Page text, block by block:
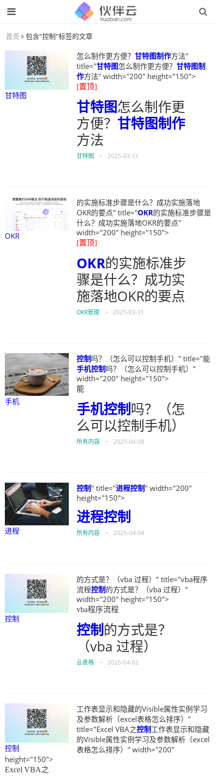
首页 包含"控制"标签的文章
甘特图
怎么制作更方便？ 甘特图制作方法"
title="甘特图怎么制作更方便？ 甘特图制
作方法" width="200" height="150">
[置顶]
甘特图怎么制作更
方便？ 甘特图制作
方法
甘特图 • 2025-03-31
OKR
的实施标准步骤是什么？成功实施落地
OKR的要点" title="OKR的实施标准步骤是
什么？成功实施落地OKR的要点"
width="200" height="150">
[置顶]
OKR的实施标准步
骤是什么？成功实
施落地OKR的要点
OKR管理 • 2025-03-31
手机
控制 吗？（怎么可以控制手机）" title="能
手机控制 吗？（怎么可以控制手机）"
width="200" height="150">
能
手机控制吗？（怎
么可以控制手机）
所有内容 • 2025-04-08
进程
控制 " title="进程控制 " width="200"
height="150">
进程控制
所有内容 • 2025-04-04
控制
的方式是？（vba 过程）" title="vba程序
流程控制 的方式是？（vba 过程）"
width="200" height="150">
vba程序流程
控制的方式是？
（vba 过程）
云表格 • 2025-04-02
控制
工作表显示和隐藏的Visible属性实例学习
及参数解析（excel表格怎么排序）"
title="Excel VBA之控制 工作表显示和隐藏
的Visible属性实例学习及参数解析（excel
表格怎么排序）" width="200"
height="150">
Excel VBA之